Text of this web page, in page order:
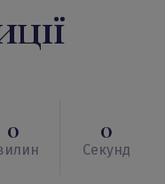
0 0
Секунд